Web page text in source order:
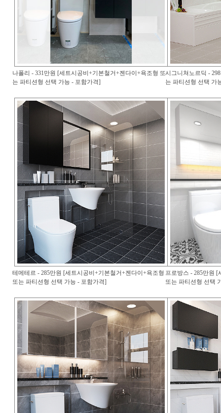
나폴리 - 331만원 [세트시공비+기본철거+젠다이+욕조형 또
는 파티션형 선택 가능 - 포함가격]
시그니쳐노르딕 -
는 파티션형 선택 가
테메테르 - 285만원 [세트시공비+기본철거+젠다이+욕조형
또는 파티션형 선택 가능 - 포함가격]
프로방스 - 285만원
또는 파티션형 선택